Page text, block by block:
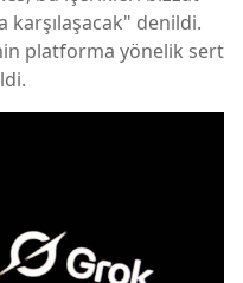
karşılaşacak" denildi.
platforma yönelik sert